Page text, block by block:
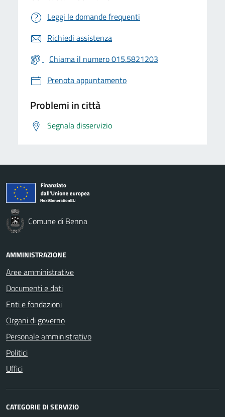
Leggi le domande frequenti
Richiedi assistenza
Chiama il numero 015.5821203
Prenota appuntamento
Problemi in città
Segnala disservizio
Comune di Benna
AMMINISTRAZIONE
Aree amministrative
Documenti e dati
Enti e fondazioni
Organi di governo
Personale amministrativo
Politici
Uffici
CATEGORIE DI SERVIZIO